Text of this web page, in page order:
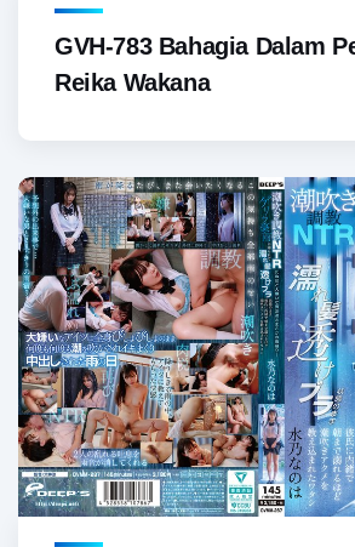
GVH-783 Bahagia Dalam
Reika Wakana